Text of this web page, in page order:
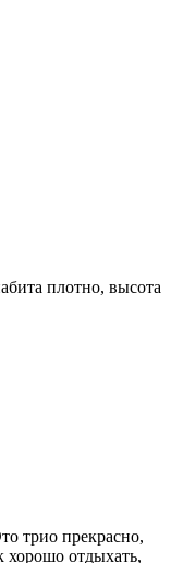
плотно, высота
трио прекрасно,
хорошо отдыхать,